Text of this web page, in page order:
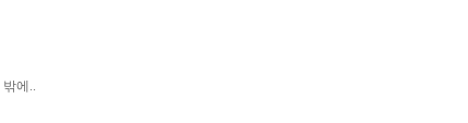
에..